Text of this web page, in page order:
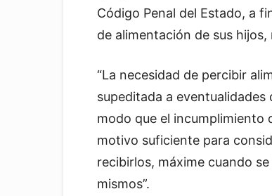
Código Penal del Estado, a
de alimentación de sus
“La necesidad de percibir
supeditada a
modo que el incumplimiento
motivo suficiente para
recibirlos, máxime cuando
mismos”.